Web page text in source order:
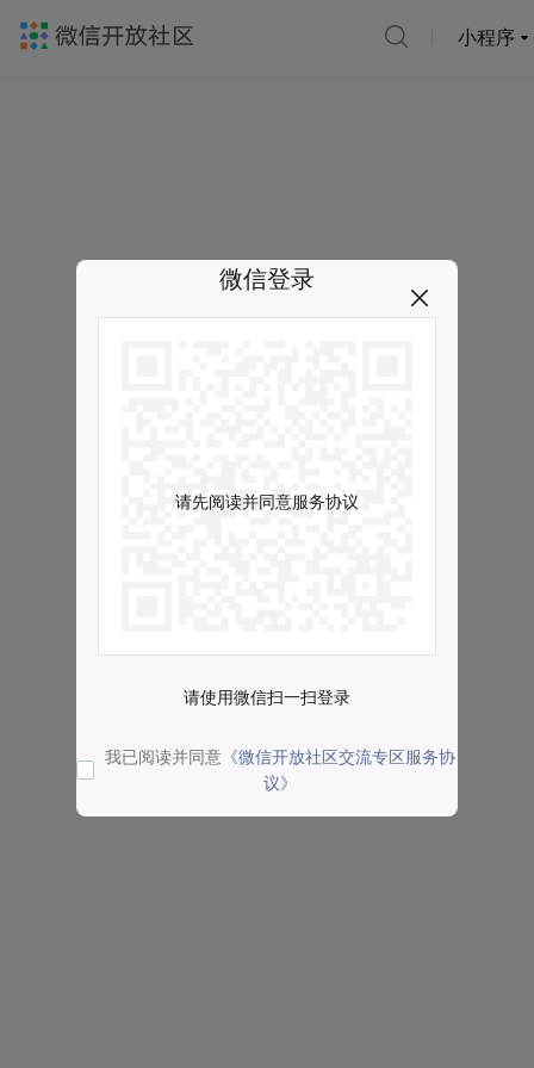
小程序
微信登录
请先阅读并同意服务协议
请使用微信扫一扫登录
我已阅读并同意 《微信开放社区交流专区服务协
议》